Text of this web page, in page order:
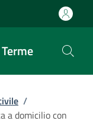
/
a domicilio con